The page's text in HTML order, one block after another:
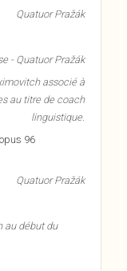
Quatuor Pražák
- Quatuor Pražák
associé à
au titre de coach
linguistique.
96
Quatuor Pražák
au début du